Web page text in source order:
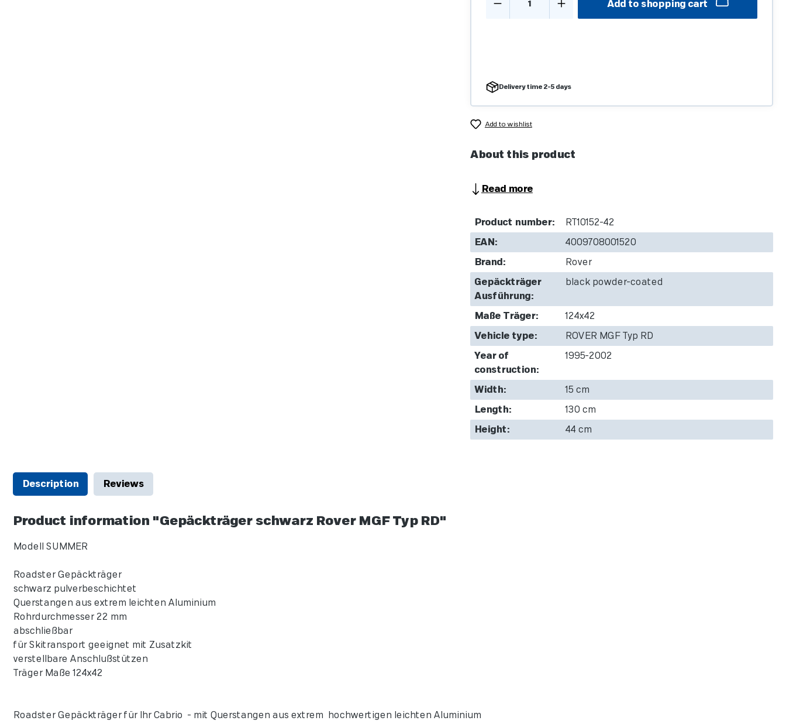
Add to shopping cart
Delivery time 2-5 days
Add to wishlist
About this product
Read more
Product number: RT10152-42
EAN: 4009708001520
Brand: Rover
Gepäckträger
Ausführung:
black powder-coated
Maße Träger: 124x42
Vehicle type: ROVER MGF Typ RD
Year of
construction:
1995-2002
Width: 15 cm
Length: 130 cm
Height: 44 cm
Description Reviews
Product information "Gepäckträger schwarz Rover MGF Typ RD"
Modell SUMMER
Roadster Gepäckträger
schwarz pulverbeschichtet
Querstangen aus extrem leichten Aluminium
Rohrdurchmesser 22 mm
abschließbar
für Skitransport geeignet mit Zusatzkit
verstellbare Anschlußstützen
Träger Maße 124x42
Roadster Gepäckträger für Ihr Cabrio - mit Querstangen aus extrem hochwertigen leichten Aluminium